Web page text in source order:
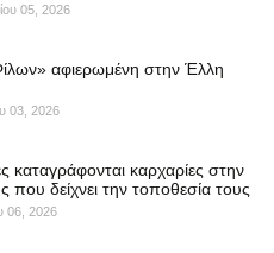
05, 2026
αφιερωμένη στην Έλλη
03, 2026
καταγράφονται καρχαρίες στην
δείχνει την τοποθεσία τους
06, 2026